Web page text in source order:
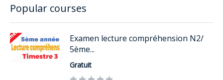
Popular courses
Examen lecture compréhension N2/
5ème...
Gratuit